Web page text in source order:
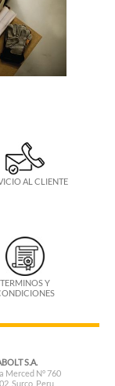
AL CLIENTE
TERMINOS Y
S.A.
Merced N° 760
Surco, Peru